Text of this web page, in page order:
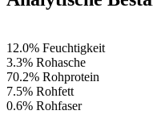
12.0% Feuchtigkeit
3.3% Rohasche
70.2% Rohprotein
7.5% Rohfett
0.6% Rohfaser